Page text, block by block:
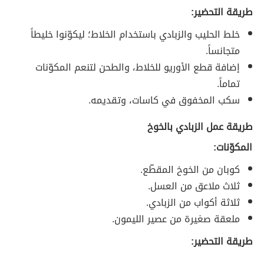
طريقة التحضير:
خلط الحليب والزبادي باستخدام الخلاط؛ ليكوّنوا خليطاً
متجانساً.
إضافة قطع الأوريو للخلاط، والطحن لتنعم المكوّنات
تماماً.
سكب المخفوق في كاسات، وتقديمه.
طريقة عمل الزبادي بالخوخ
المكوّنات:
كوبان من الخوخ المقطّع.
ثلاث ملاعق من العسل.
ثلاثة أكواب من الزبادي.
ملعقة صغيرة من عصير الليمون.
طريقة التحضير: